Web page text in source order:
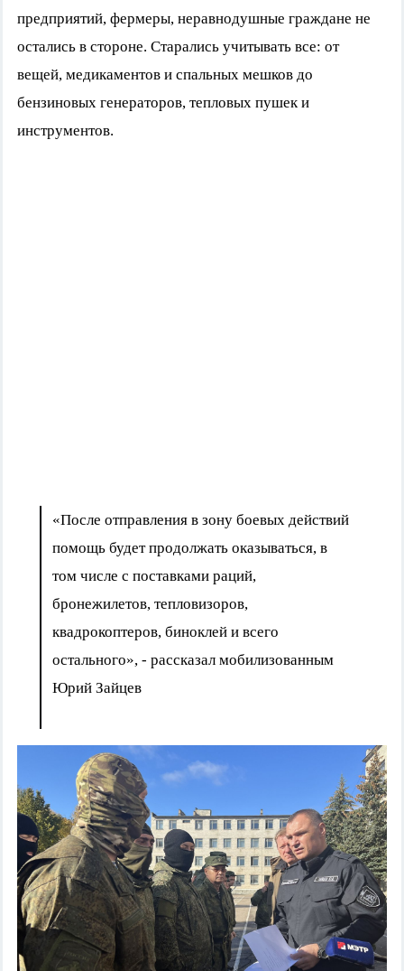
предприятий, фермеры, неравнодушные граждане не
остались в стороне. Старались учитывать все: от
вещей, медикаментов и спальных мешков до
бензиновых генераторов, тепловых пушек и
инструментов.
«После отправления в зону боевых действий
помощь будет продолжать оказываться, в
том числе с поставками раций,
бронежилетов, тепловизоров,
квадрокоптеров, биноклей и всего
остального», - рассказал мобилизованным
Юрий Зайцев